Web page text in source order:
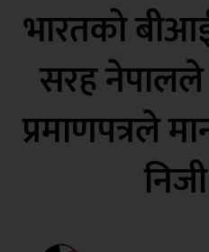
भारतको
सरह
प्रमाणपत्रले